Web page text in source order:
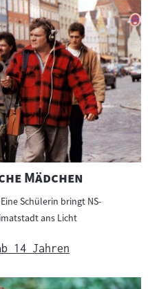
Mädchen
Schülerin bringt NS-
ans Licht
14 Jahren